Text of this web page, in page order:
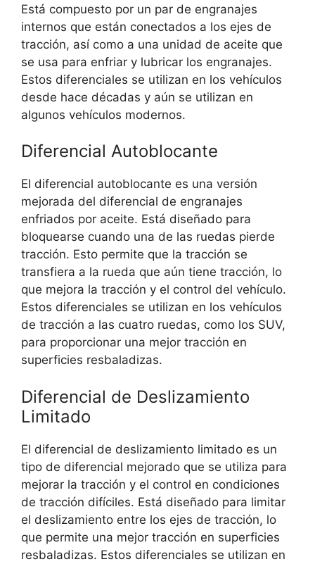
Está compuesto por un par de engranajes
internos que están conectados a los ejes de
tracción, así como a una unidad de aceite que
se usa para enfriar y lubricar los engranajes.
Estos diferenciales se utilizan en los vehículos
desde hace décadas y aún se utilizan en
algunos vehículos modernos.
Diferencial Autoblocante
El diferencial autoblocante es una versión
mejorada del diferencial de engranajes
enfriados por aceite. Está diseñado para
bloquearse cuando una de las ruedas pierde
tracción. Esto permite que la tracción se
transfiera a la rueda que aún tiene tracción, lo
que mejora la tracción y el control del vehículo.
Estos diferenciales se utilizan en los vehículos
de tracción a las cuatro ruedas, como los SUV,
para proporcionar una mejor tracción en
superficies resbaladizas.
Diferencial de Deslizamiento
Limitado
El diferencial de deslizamiento limitado es un
tipo de diferencial mejorado que se utiliza para
mejorar la tracción y el control en condiciones
de tracción difíciles. Está diseñado para limitar
el deslizamiento entre los ejes de tracción, lo
que permite una mejor tracción en superficies
resbaladizas. Estos diferenciales se utilizan en